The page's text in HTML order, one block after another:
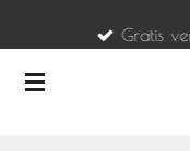
direct
naar
Gratis